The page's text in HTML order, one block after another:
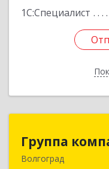
1С:Специалист
Группа
Волгоград400081,